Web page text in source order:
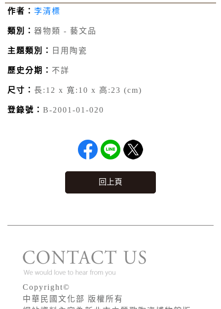
作者： 李清標
類別： 器物類 - 藝文品
主題類別： 日用陶瓷
歷史分期： 不詳
尺寸： 長:12 x 寬:10 x 高:23 (cm)
登錄號： B-2001-01-020
回上頁
Copyright©
中華民國文化部 版權所有